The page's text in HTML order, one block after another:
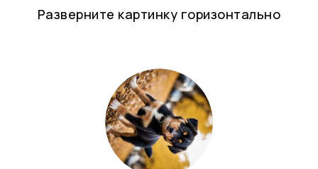
Разверните картинку горизонтально